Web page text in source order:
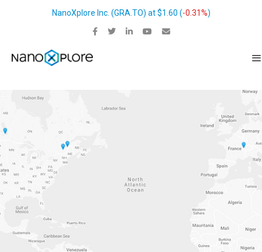
NanoXplore Inc. (GRA.TO) at$1.60 (-0.31%)